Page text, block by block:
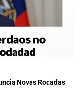
Novas Rodadas